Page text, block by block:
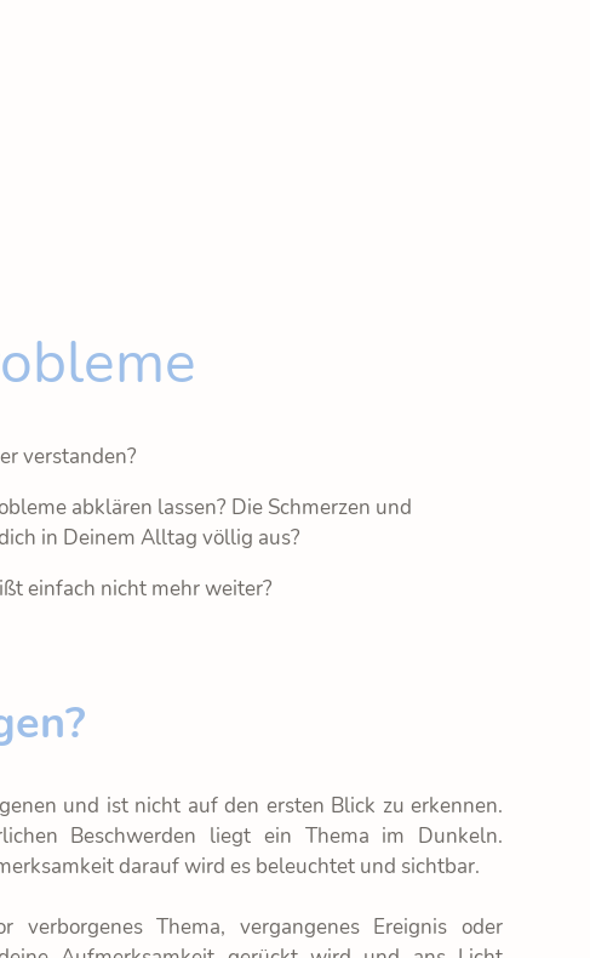
verstanden?
abklären lassen? Die Schmerzen und
in Deinem Alltag völlig aus?
einfach nicht mehr weiter?
und ist nicht auf den ersten Blick zu erkennen.
Beschwerden liegt ein Thema im Dunkeln.
darauf wird es beleuchtet und sichtbar.
verborgenes Thema, vergangenes Ereignis oder